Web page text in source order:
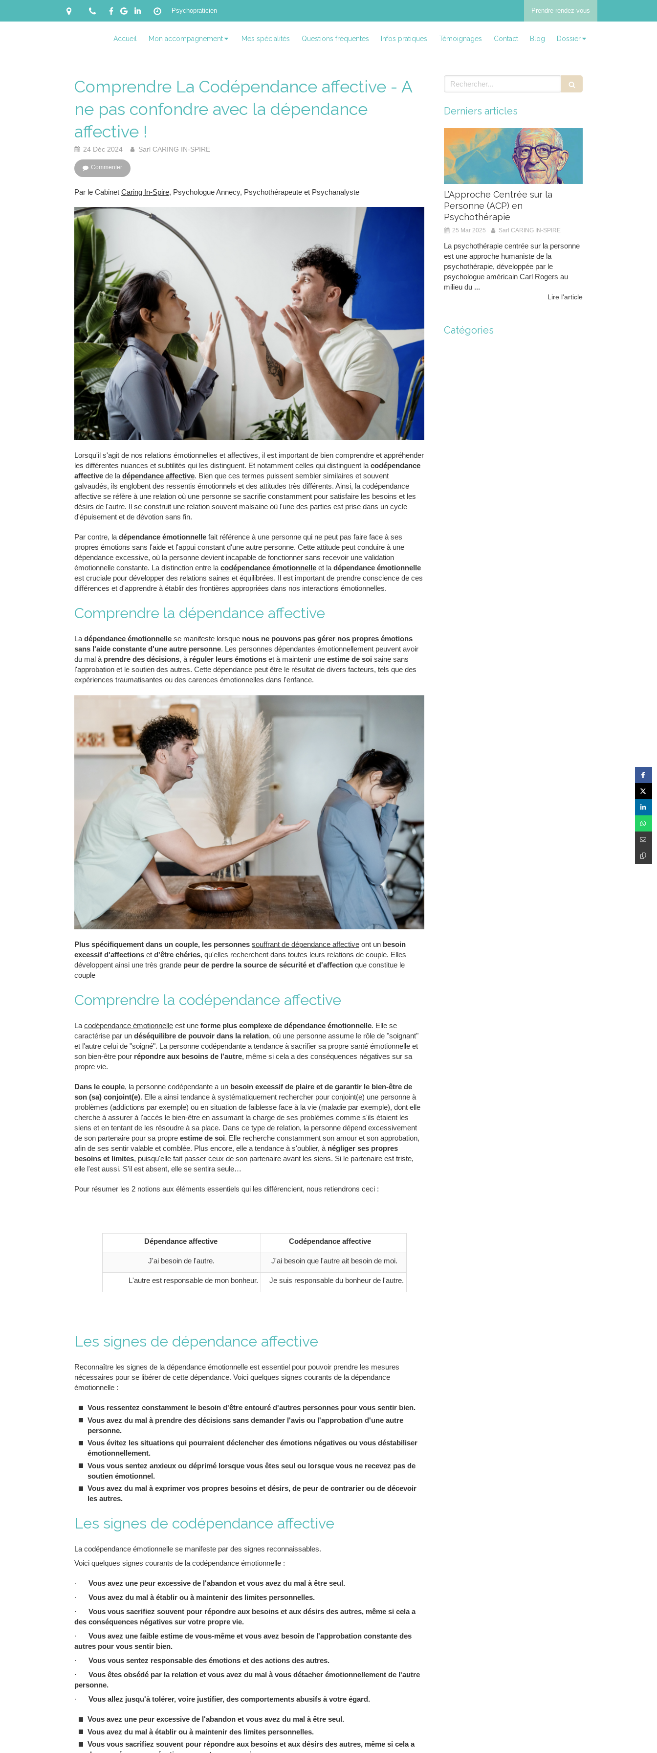
Psychopraticien Prendre rendez-vous
Accueil Mon accompagnement Mes spécialités Questions fréquentes Infos pratiques Témoignages Contact Blog Dossier
Comprendre La Codépendance affective - A
ne pas confondre avec la dépendance
affective !
24 Déc 2024 Sarl CARING IN-SPIRE
Commenter
Par le Cabinet Caring In-Spire, Psychologue Annecy, Psychothérapeute et Psychanalyste
Lorsqu'il s'agit de nos relations émotionnelles et affectives, il est important de bien comprendre et appréhender
les différentes nuances et subtilités qui les distinguent. Et notamment celles qui distinguent lacodépendance
affective de ladépendance affective. Bien que ces termes puissent sembler similaires et souvent
galvaudés, ils englobent des ressentis émotionnels et des attitudes très différents. Ainsi, la codépendance
affective se réfère à une relation où une personne se sacrifie constamment pour satisfaire les besoins et les
désirs de l'autre. Il se construit une relation souvent malsaine où l'une des parties est prise dans un cycle
d'épuisement et de dévotion sans fin.
Par contre, ladépendance émotionnelle fait référence à une personne qui ne peut pas faire face à ses
propres émotions sans l'aide et l'appui constant d'une autre personne. Cette attitude peut conduire à une
dépendance excessive, où la personne devient incapable de fonctionner sans recevoir une validation
émotionnelle constante. La distinction entre lacodépendance émotionnelle et ladépendance émotionnelle
est cruciale pour développer des relations saines et équilibrées. Il est important de prendre conscience de ces
différences et d'apprendre à établir des frontières appropriées dans nos interactions émotionnelles.
Comprendre la dépendance affective
Ladépendance émotionnelle se manifeste lorsque nous ne pouvons pas gérer nos propres émotions
sans l'aide constante d'une autre personne. Les personnes dépendantes émotionnellement peuvent avoir
du mal à prendre des décisions, à réguler leurs émotions et à maintenir une estime de soi saine sans
l'approbation et le soutien des autres. Cette dépendance peut être le résultat de divers facteurs, tels que des
expériences traumatisantes ou des carences émotionnelles dans l'enfance.
Plus spécifiquement dans un couple, les personnes souffrant de dépendance affective ont un besoin
excessif d'affections et d'être chéries, qu'elles recherchent dans toutes leurs relations de couple. Elles
développent ainsi une très grande peur de perdre la source de sécurité et d'affection que constitue le
couple
Comprendre la codépendance affective
La codépendance émotionnelle est une forme plus complexe de dépendance émotionnelle. Elle se
caractérise par un déséquilibre de pouvoir dans la relation, où une personne assume le rôle de "soignant"
et l'autre celui de "soigné". La personne codépendante a tendance à sacrifier sa propre santé émotionnelle et
son bien-être pour répondre aux besoins de l'autre, même si cela a des conséquences négatives sur sa
propre vie.
Dans le couple, la personne codépendante a un besoin excessif de plaire et de garantir le bien-être de
son (sa) conjoint(e). Elle a ainsi tendance à systématiquement rechercher pour conjoint(e) une personne à
problèmes (addictions par exemple) ou en situation de faiblesse face à la vie (maladie par exemple), dont elle
cherche à assurer à l'accès le bien-être en assumant la charge de ses problèmes comme s'ils étaient les
siens et en tentant de les résoudre à sa place. Dans ce type de relation, la personne dépend excessivement
de son partenaire pour sa propre estime de soi. Elle recherche constamment son amour et son approbation,
afin de ses sentir valable et comblée. Plus encore, elle a tendance à s'oublier, à négliger ses propres
besoins et limites, puisqu'elle fait passer ceux de son partenaire avant les siens. Si le partenaire est triste,
elle l'est aussi. S'il est absent, elle se sentira seule…
Pour résumer les 2 notions aux éléments essentiels qui les différencient, nous retiendrons ceci :
Dépendance affective Codépendance affective
J'ai besoin de l'autre. J'ai besoin que l'autre ait besoin de moi.
L'autre est responsable de mon bonheur. Je suis responsable du bonheur de l'autre.
Les signes de dépendance affective
Reconnaître les signes de la dépendance émotionnelle est essentiel pour pouvoir prendre les mesures
nécessaires pour se libérer de cette dépendance. Voici quelques signes courants de la dépendance
émotionnelle :
Vous ressentez constamment le besoin d'être entouré d'autres personnes pour vous sentir bien.
Vous avez du mal à prendre des décisions sans demander l'avis ou l'approbation d'une autre
personne.
Vous évitez les situations qui pourraient déclencher des émotions négatives ou vous déstabiliser
émotionnellement.
Vous vous sentez anxieux ou déprimé lorsque vous êtes seul ou lorsque vous ne recevez pas de
soutien émotionnel.
Vous avez du mal à exprimer vos propres besoins et désirs, de peur de contrarier ou de décevoir
les autres.
Les signes de codépendance affective
La codépendance émotionnelle se manifeste par des signes reconnaissables.
Voici quelques signes courants de la codépendance émotionnelle :
· Vous avez une peur excessive de l'abandon et vous avez du mal à être seul.
· Vous avez du mal à établir ou à maintenir des limites personnelles.
· Vous vous sacrifiez souvent pour répondre aux besoins et aux désirs des autres, même si cela a
des conséquences négatives sur votre propre vie.
· Vous avez une faible estime de vous-même et vous avez besoin de l'approbation constante des
autres pour vous sentir bien.
· Vous vous sentez responsable des émotions et des actions des autres.
· Vous êtes obsédé par la relation et vous avez du mal à vous détacher émotionnellement de l'autre
personne.
· Vous allez jusqu'à tolérer, voire justifier, des comportements abusifs à votre égard.
Vous avez une peur excessive de l'abandon et vous avez du mal à être seul.
Vous avez du mal à établir ou à maintenir des limites personnelles.
Vous vous sacrifiez souvent pour répondre aux besoins et aux désirs des autres, même si cela a
Rechercher
Derniers articles
L’Approche Centrée sur la
Personne (ACP) en
Psychothérapie
25 Mar 2025 Sarl CARING IN-SPIRE
La psychothérapie centrée sur la personne
est une approche humaniste de la
psychothérapie, développée par le
psychologue américain Carl Rogers au
milieu du ...
Lire l'article
Catégories